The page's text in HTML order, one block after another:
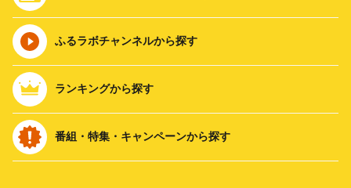
ふるラボチャンネルから探す
ランキングから探す
番組・特集・キャンペーンから探す